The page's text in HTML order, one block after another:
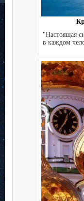
"Настоящая
в каждом